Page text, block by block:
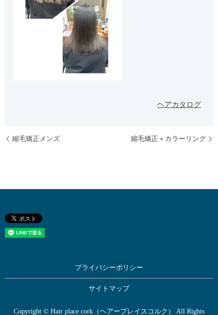
ヘアカタログ
縮毛矯正メンズ 縮毛矯正＋カラーリング
プライバシーポリシー
サイトマップ
Copyright © Hair place cork（ヘアープレイスコルク） All Rights